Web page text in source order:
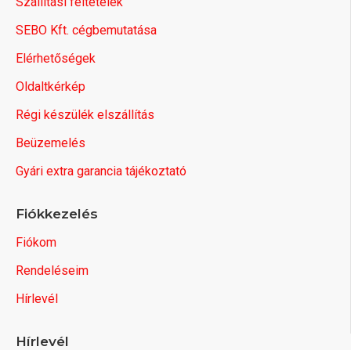
SEBO Kft. cégbemutatása
Elérhetőségek
Oldaltkérkép
Régi készülék elszállítás
Beüzemelés
Gyári extra garancia tájékoztató
Fiókkezelés
Fiókom
Rendeléseim
Hírlevél
Hírlevél